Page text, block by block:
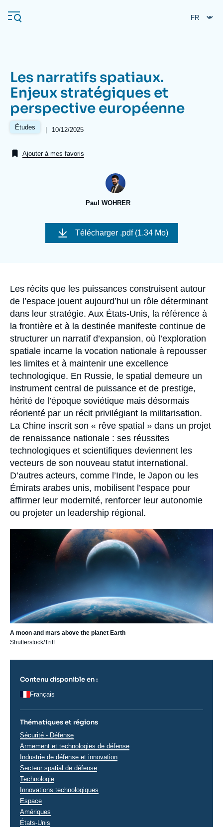
au
contenu
Navigation
principale
L'Ifri
Se connecter
À propos de l'Ifri
Proche-Orient
Les narratifs spatiaux.
Enjeux stratégiques et
perspective européenne
Études |
Date
publication
10/12/2025
Ajouter à mes favoris
Paul WOHRER
Image
couverture
Télécharger .pdf (1.34 Mo)
Accroche
Les récits que les puissances construisent autour
de l’espace jouent aujourd’hui un rôle déterminant
dans leur stratégie. Aux États-Unis, la référence à
la frontière et à la destinée manifeste continue de
structurer un narratif d’expansion, où l’exploration
spatiale incarne la vocation nationale à repousser
les limites et à maintenir une excellence
technologique. En Russie, le spatial demeure un
instrument central de puissance et de prestige,
hérité de l’époque soviétique mais désormais
réorienté par un récit privilégiant la militarisation.
La Chine inscrit son « rêve spatial » dans un projet
de renaissance nationale : ses réussites
technologiques et scientifiques deviennent les
vecteurs de son nouveau statut international.
D’autres acteurs, comme l’Inde, le Japon ou les
Émirats arabes unis, mobilisent l’espace pour
affirmer leur modernité, renforcer leur autonomie
ou projeter un leadership régional.
A moon and mars above the planet Earth
Shutterstock/Triff
Contenu disponible en :
Français
Thématiques et régions
Thématiques
analyses
Sécurité - Défense
Armement et technologies de défense
Industrie de défense et innovation
Secteur spatial de défense
Technologie
Innovations technologiques
Espace
Régions
Amériques
États-Unis